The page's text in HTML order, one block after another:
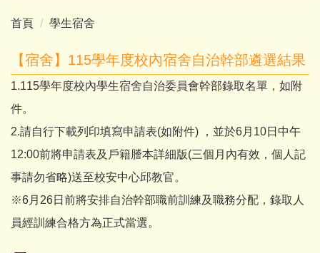
首頁 學生宿舍
【宿舍】115學年度校內宿舍自治幹部遴選結果
1.115學年度校內學生宿舍自治委員會幹部錄取名單，如附
件。
2.請自行下載列印填寫申請表(如附件) ，並於6月10日中午
12:00前將申請表及戶籍謄本詳細版(三個月內有效，個人記
事請勿省略)送至校安中心邱教官。
※6月26日前將安排自治幹部職前訓練及職務分配，錄取人
員經訓練合格方為正式當選。